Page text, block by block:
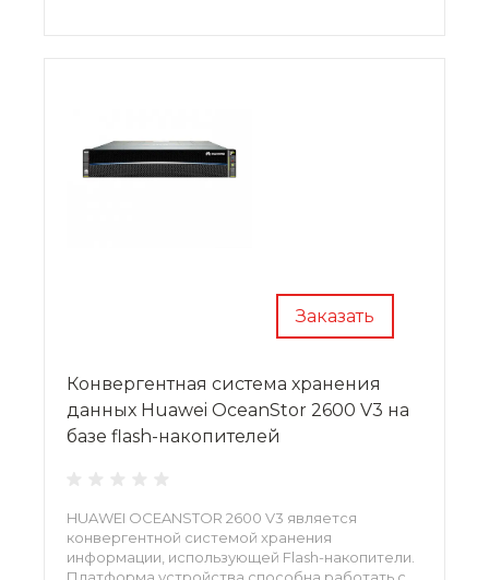
Заказать
Конвергентная система хранения
данных Huawei OceanStor 2600 V3 на
базе flash-накопителей
HUAWEI OCEANSTOR 2600 V3 является
конвергентной системой хранения
информации, использующей Flash-накопители.
Платформа устройства способна работать с